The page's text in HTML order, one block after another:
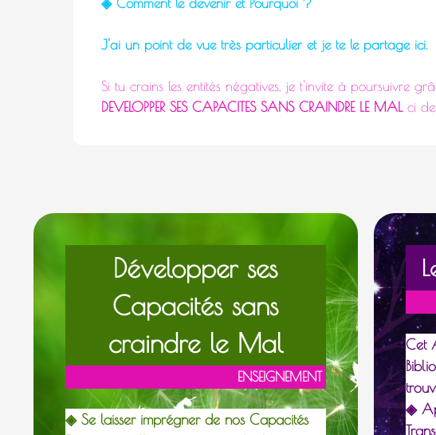
◈ Comment le devenir et Pourquoi ?
J'ai un point de vue très particulier et je te le partage ici.
Si tu crains les entités négatives, je t'invite à poursuivre
DEVELOPPER SES CAPACITES SANS CRAINDRE LE MALci
Développer ses
Capacités sans
craindre le Mal
ENSEIGNEMENT
◈ Se laisser imprégner de nos Capacités
L
Cet
◈